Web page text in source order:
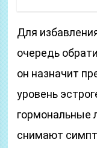
Для
очередь
он назначит
уровень
гормональные
снимают